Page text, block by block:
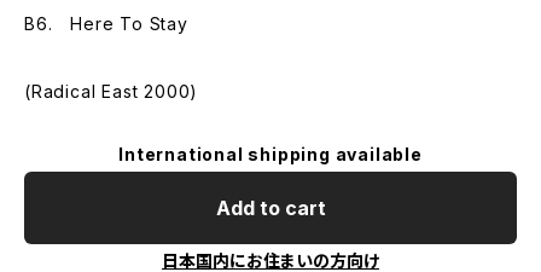
B6. Here To Stay
(Radical East 2000)
International shipping available
Add to cart
日本国内にお住まいの方向け